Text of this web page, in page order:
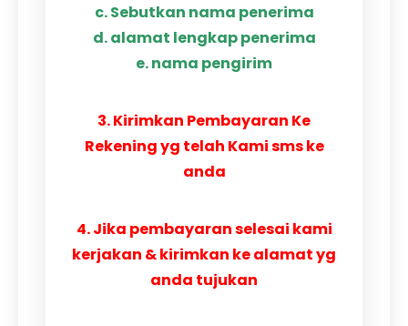
c. Sebutkan nama penerima
d. alamat lengkap penerima
e. nama pengirim
3. Kirimkan Pembayaran Ke
Rekening yg telah Kami sms ke
anda
4. Jika pembayaran selesai kami
kerjakan & kirimkan ke alamat yg
anda tujukan